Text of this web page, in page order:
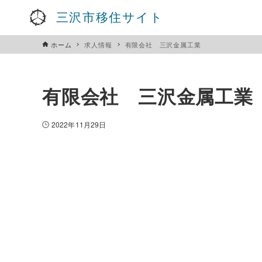
三沢市移住サイト
ホーム 求人情報 有限会社 三沢金属工業
有限会社 三沢金属工業
2022年11月29日